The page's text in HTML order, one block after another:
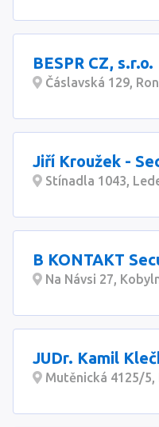
BESPR CZ, s.r.o.
Čáslavská 129,
Jiří Kroužek -
Stínadla 1043,
B KONTAKT
Na Návsi 27,
JUDr. Kamil
Mutěnická 4125/5,